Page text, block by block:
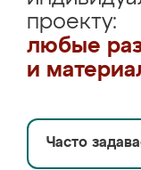
проекту:
любые
и
Часто